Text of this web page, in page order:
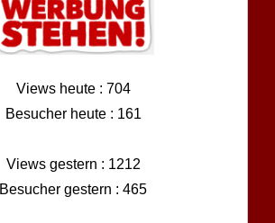
Views heute : 704
Besucher heute : 161
Views gestern : 1212
Besucher gestern : 465